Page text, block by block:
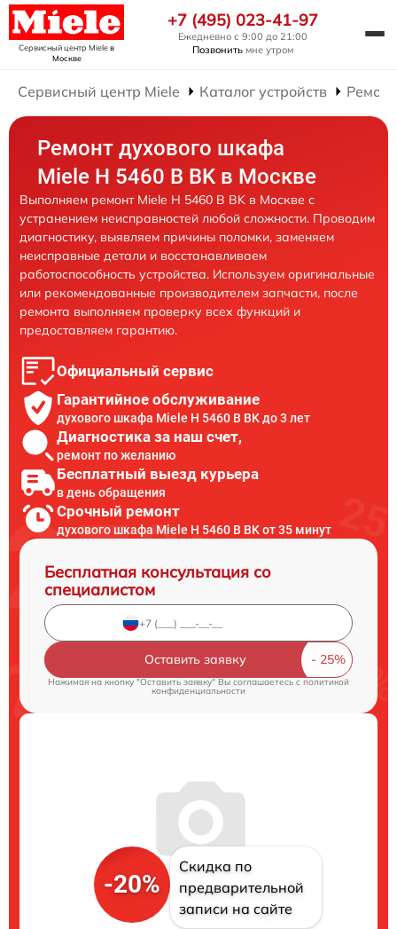
Сервисный центр Mieleв
Москве
+7 (495) 023-41-97
Ежедневно с 9:00 до 21:00
Позвонить мне утром
Сервисный центр Miele Каталог устройств
Ремонт духового шкафа
Miele H 5460 B BK в Москве
Выполняем ремонт Miele H 5460 B BK в Москве с
устранением неисправностей любой сложности. Проводим
диагностику, выявляем причины поломки, заменяем
неисправные детали и восстанавливаем
работоспособность устройства. Используем оригинальные
или рекомендованные производителем запчасти, после
ремонта выполняем проверку всех функций и
предоставляем гарантию.
Официальный сервис
Гарантийное обслуживание
духового шкафа Miele H 5460 B BK до 3 лет
Диагностика за наш счет,
ремонт по желанию
Бесплатный выезд курьера
в день обращения
Срочный ремонт
духового шкафа Miele H 5460 B BK от 35 минут
Бесплатная консультация со
специалистом
Оставить заявку
Нажимая на кнопку "Оставить заявку" Вы соглашаетесь cполитикой
конфиденциальности
-20%
Скидка по
предварительной
записи на сайте